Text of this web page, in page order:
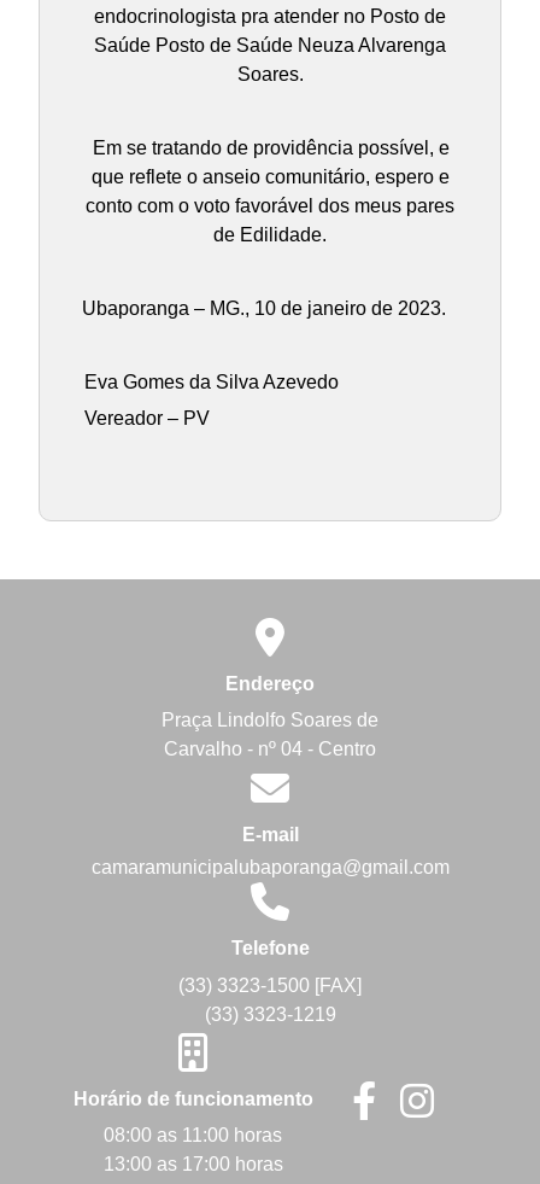
endocrinologista pra atender no Posto de
Saúde Posto de Saúde Neuza Alvarenga
Soares.
Em se tratando de providência possível, e
que reflete o anseio comunitário, espero e
conto com o voto favorável dos meus pares
de Edilidade.
Ubaporanga – MG., 10 de janeiro de 2023.
Eva Gomes da Silva Azevedo
Vereador – PV
Endereço
Praça Lindolfo Soares de
Carvalho - nº 04 - Centro
E-mail
camaramunicipalubaporanga@gmail.com
Telefone
(33) 3323-1500 [FAX]
(33) 3323-1219
Horário de funcionamento
08:00 as 11:00 horas
13:00 as 17:00 horas